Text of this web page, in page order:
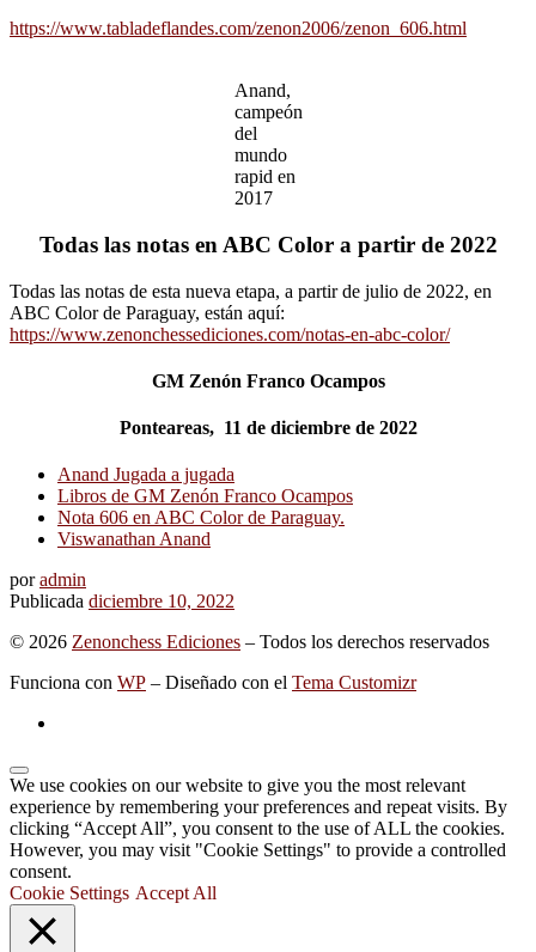
https://www.tabladeflandes.com/zenon2006/zenon_606.html
Anand,
campeón
del
mundo
rapid en
2017
Todas las notas en ABC Color a partir de 2022
Todas las notas de esta nueva etapa, a partir de julio de 2022, en
ABC Color de Paraguay, están aquí:
https://www.zenonchessediciones.com/notas-en-abc-color/
GM Zenón Franco Ocampos
Ponteareas, 11 de diciembre de 2022
Anand Jugada a jugada
Libros de GM Zenón Franco Ocampos
Nota 606 en ABC Color de Paraguay.
Viswanathan Anand
poradmin
Publicada diciembre 10, 2022
© 2026 Zenonchess Ediciones – Todos los derechos reservados
Funciona con WP – Diseñado con el Tema Customizr
We use cookies on our website to give you the most relevant
experience by remembering your preferences and repeat visits. By
clicking “Accept All”, you consent to the use of ALL the cookies.
However, you may visit "Cookie Settings" to provide a controlled
consent.
Cookie Settings Accept All